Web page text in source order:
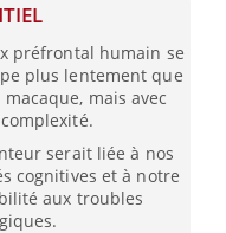
préfrontal humain se
plus lentement que
mais avec
serait liée à nos
cognitives et à notre
aux troubles